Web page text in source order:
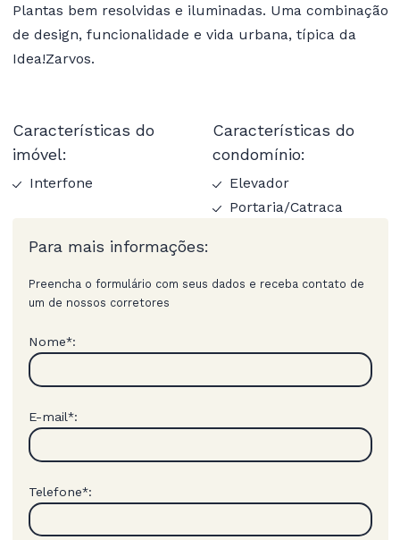
Plantas bem resolvidas e iluminadas. Uma combinação
de design, funcionalidade e vida urbana, típica da
Idea!Zarvos.
Características do
imóvel:
Interfone
Características do
condomínio:
Elevador
Portaria/Catraca
Para mais informações:
Preencha o formulário com seus dados e receba contato de
um de nossos corretores
Nome*:
E-mail*:
Telefone*: